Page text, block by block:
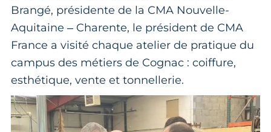
Brangé, présidente de la CMA Nouvelle-
Aquitaine – Charente, le président de CMA
France a visité chaque atelier de pratique du
campus des métiers de Cognac : coiffure,
esthétique, vente et tonnellerie.